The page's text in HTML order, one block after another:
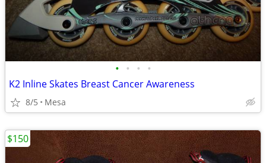
• • • •
K2 Inline Skates Breast Cancer Awareness
8/5 Mesa
$150